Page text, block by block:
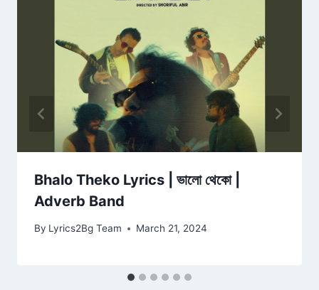
Bhalo Theko Lyrics | ভালো থেকো |
Adverb Band
By Lyrics2Bg Team March 21, 2024